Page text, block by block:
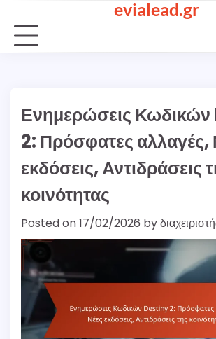
content
evialead.gr
Ενημερώσεις
2: Πρόσφατες αλλαγές,
εκδόσεις, Αντιδράσεις
κοινότητας
Posted on17/02/2026 by